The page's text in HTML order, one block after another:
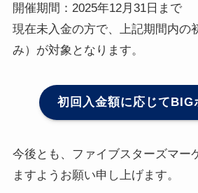
開催期間：2025年12月31日まで
現在未入金の方で、上記期間内の
み）が対象となります。
初回入金額に応じてBIG
今後とも、ファイブスターズマー
ますようお願い申し上げます。